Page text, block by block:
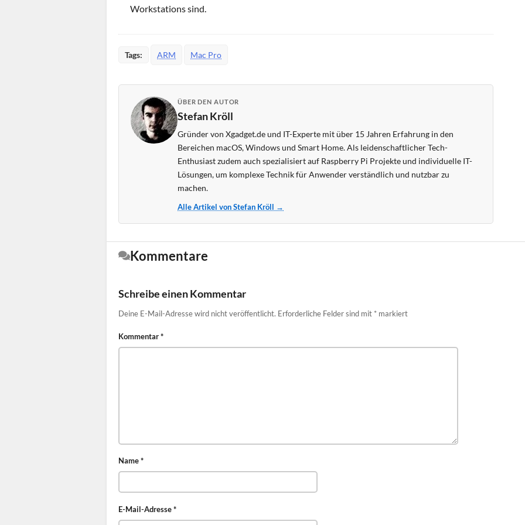
Workstations sind.
Tags: ARM Mac Pro
ÜBER DEN AUTOR
Stefan Kröll
Gründer von Xgadget.de und IT-Experte mit über 15 Jahren Erfahrung in den
Bereichen macOS, Windows und Smart Home. Als leidenschaftlicher Tech-
Enthusiast zudem auch spezialisiert auf Raspberry Pi Projekte und individuelle IT-
Lösungen, um komplexe Technik für Anwender verständlich und nutzbar zu
machen.
Alle Artikel von Stefan Kröll →
Kommentare
Schreibe einen Kommentar
Deine E-Mail-Adresse wird nicht veröffentlicht. Erforderliche Felder sind mit * markiert
Kommentar*
Name*
E-Mail-Adresse*